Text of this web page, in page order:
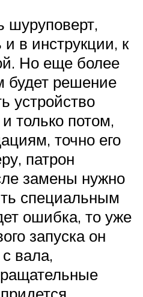
шуруповерт,
в инструкции, к
Но еще более
будет решение
устройство
только потом,
точно его
патрон
замены нужно
специальным
ошибка, то уже
запуска он
вала,